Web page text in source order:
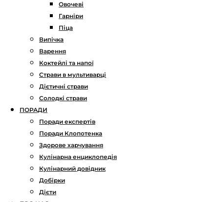
Овочеві
Гарніри
Піца
Випічка
Варення
Коктейлі та напої
Страви в мультиварці
Дієтичні страви
Солодкі страви
ПОРАДИ
Поради експертів
Поради Клопотенка
Здорове харчування
Кулінарна енциклопедія
Кулінарний довідник
Добірки
Дієти